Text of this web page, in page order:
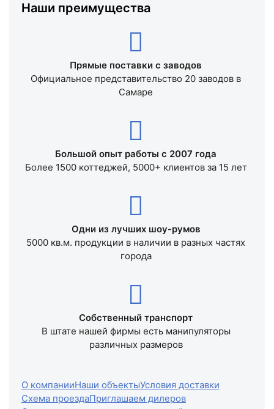
Наши преимущества
Прямые поставки с заводов
Официальное представительство 20 заводов в
Самаре
Большой опыт работы с 2007 года
Более 1500 коттеджей, 5000+ клиентов за 15 лет
Одни из лучших шоу-румов
5000 кв.м. продукции в наличии в разных частях
города
Собственный транспорт
В штате нашей фирмы есть манипуляторы
различных размеров
О компанииНаши объектыУсловия доставки
Схема проездаПриглашаем дилеров